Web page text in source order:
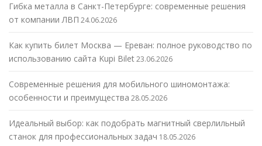
Гибка металла в Санкт-Петербурге: современные решения
от компании ЛВП 24.06.2026
Как купить билет Москва — Ереван: полное руководство по
использованию сайта Kupi Bilet23.06.2026
Современные решения для мобильного шиномонтажа:
особенности и преимущества 28.05.2026
Идеальный выбор: как подобрать магнитный сверлильный
станок для профессиональных задач 18.05.2026